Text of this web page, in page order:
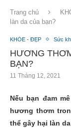
Trang chủ
làn da của bạn?
KHỎE - ĐẸP Sức
HƯƠNG
BẠN?
11 Tháng 12, 2021
Nếu bạn đam
hương thơm
thể gây hại làn